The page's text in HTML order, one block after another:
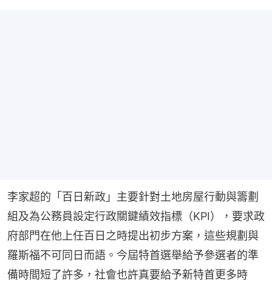
李家超的「百日新政」主要針對土地房屋行動與籌劃
組及為公務員設定行政關鍵績效指標（KPI），要求政
府部門在他上任百日之時提出初步方案，這些規劃與
羅斯福不可同日而語。今屆特首選舉給予參選者的準
備時間短了許多，社會也許真要給予新特首更多時